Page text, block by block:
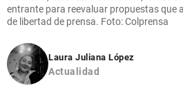
entrante para reevaluar propuestas que
de libertad de prensa. Foto: Colprensa
Laura Juliana López
Actualidad